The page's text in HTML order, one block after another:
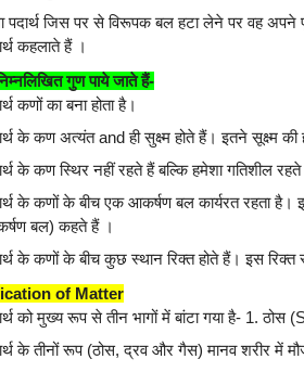
पदार्थ जिस पर से विरूपक बल हटा लेने पर वह अपने
कहलाते हैं ।
गुण पाये जाते हैं-
कणों का बना होता है।
के कण अत्यंत and ही सुक्ष्म होते हैं। इतने सूक्ष्म
के कण स्थिर नहीं रहते हैं बल्कि हमेशा गतिशील
के कणों के बीच एक आकर्षण बल कार्यरत रहता
बल) कहते हैं ।
के कणों के बीच कुछ स्थान रिक्त होते हैं। इस
of Matter
को मुख्य रूप से तीन भागों में बांटा गया है- 1.
के तीनों रूप (ठोस, द्रव और गैस) मानव शरीर में